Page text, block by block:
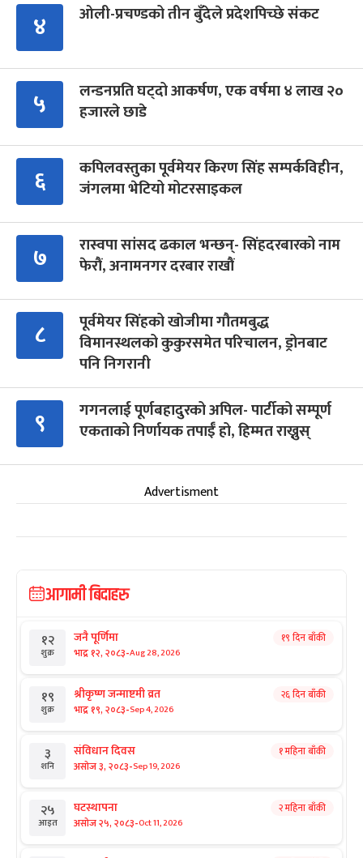
४ ओली-प्रचण्डको तीन बुँदेले प्रदेशपिच्छे संकट
५
लन्डनप्रति घट्दो आकर्षण, एक वर्षमा ४ लाख २०
हजारले छाडे
६
कपिलवस्तुका पूर्वमेयर किरण सिंह सम्पर्कविहीन,
जंगलमा भेटियो मोटरसाइकल
७
रास्वपा सांसद ढकाल भन्छन्- सिंहदरबारको नाम
फेरौं, अनामनगर दरबार राखौं
८
पूर्वमेयर सिंहको खोजीमा गौतमबुद्ध
विमानस्थलको कुकुरसमेत परिचालन, ड्रोनबाट
पनि निगरानी
९
गगनलाई पूर्णबहादुरको अपिल- पार्टीको सम्पूर्ण
एकताको निर्णायक तपाईँ हो, हिम्मत राख्नुस्
Advertisment
आगामी बिदाहरु
१२
शुक्र
जनै पूर्णिमा
भाद्र १२, २०८३-Aug 28, 2026
१९ दिन बाँकी
१९
शुक्र
श्रीकृष्ण जन्माष्टमी व्रत
भाद्र १९, २०८३-Sep 4, 2026
२६ दिन बाँकी
३
शनि
संविधान दिवस
असोज ३, २०८३-Sep 19, 2026
१ महिना बाँकी
२५
आइत
घटस्थापना
असोज २५, २०८३-Oct 11, 2026
२ महिना बाँकी